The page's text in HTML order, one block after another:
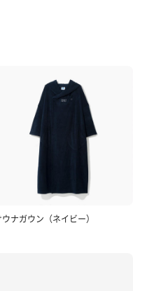
ナガウン（ネイビー）